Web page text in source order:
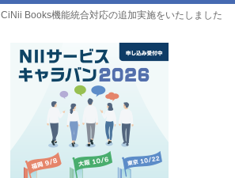
CiNii Books機能統合対応の追加実施をいたしました